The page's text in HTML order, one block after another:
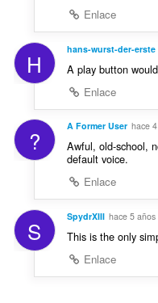
Enlace
H hans-wurst-der-erste
A play button
Enlace
? A Former User hace
Awful, old-school,
default voice.
Enlace
S SpydrXIII hace 5 años
This is the only
Enlace